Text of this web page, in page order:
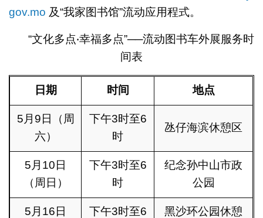
gov.mo 及“我家图书馆”流动应用程式。
“文化多点‧幸福多点”──流动图书车外展服务时
间表
日期 时间 地点
5月9日（周
六）
下午3时至6
时
氹仔海滨休憩区
5月10日
（周日）
下午3时至6
时
纪念孙中山市政
公园
5月16日
下午3时至6
黑沙环公园休憩